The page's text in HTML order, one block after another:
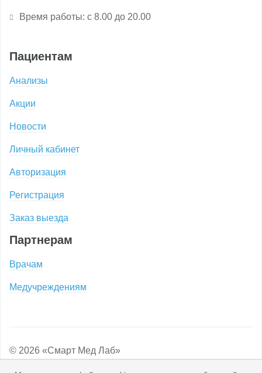
Пациентам
Анализы
Акции
Новости
Личный кабинет
Авторизация
Регистрация
Заказ выезда
Партнерам
Врачам
Медучреждениям
Время работы: с 8.00 до 20.00
© 2026 «Смарт Мед Лаб»